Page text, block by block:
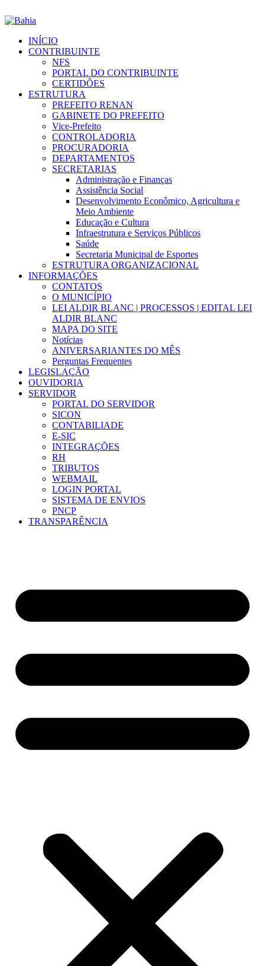
INÍCIO
CONTRIBUINTE
NFS
PORTAL DO CONTRIBUINTE
CERTIDÕES
ESTRUTURA
PREFEITO RENAN
GABINETE DO PREFEITO
Vice-Prefeito
CONTROLADORIA
PROCURADORIA
DEPARTAMENTOS
SECRETARIAS
Administração e Finanças
Assistência Social
Desenvolvimento Econômico, Agricultura e
Meio Ambiente
Educação e Cultura
Infraestrutura e Serviços Públicos
Saúde
Secretaria Municipal de Esportes
ESTRUTURA ORGANIZACIONAL
INFORMAÇÕES
CONTATOS
O MUNICÍPIO
LEI ALDIR BLANC | PROCESSOS | EDITAL LEI
ALDIR BLANC
MAPA DO SITE
Notícias
ANIVERSARIANTES DO MÊS
Perguntas Frequentes
LEGISLAÇÃO
OUVIDORIA
SERVIDOR
PORTAL DO SERVIDOR
SICON
CONTABILIADE
E-SIC
INTEGRAÇÕES
RH
TRIBUTOS
WEBMAIL
LOGIN PORTAL
SISTEMA DE ENVIOS
PNCP
TRANSPARÊNCIA